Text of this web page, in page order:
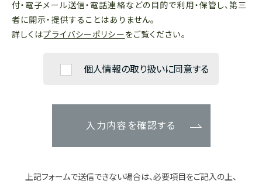
付・電子メール送信・電話連絡などの目的で利用・保管し、第三
者に開示・提供することはありません。
詳しくはプライバシーポリシーをご覧ください。
個人情報の取り扱いに同意する
入力内容を確認する
上記フォームで送信できない場合は、必要項目をご記入の上、